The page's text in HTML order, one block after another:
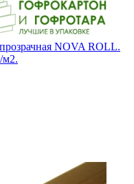
NOVA ROLL.
м2.